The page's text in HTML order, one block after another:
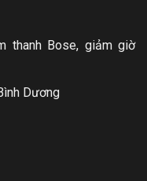
thanh Bose, giảm giờ
Dương